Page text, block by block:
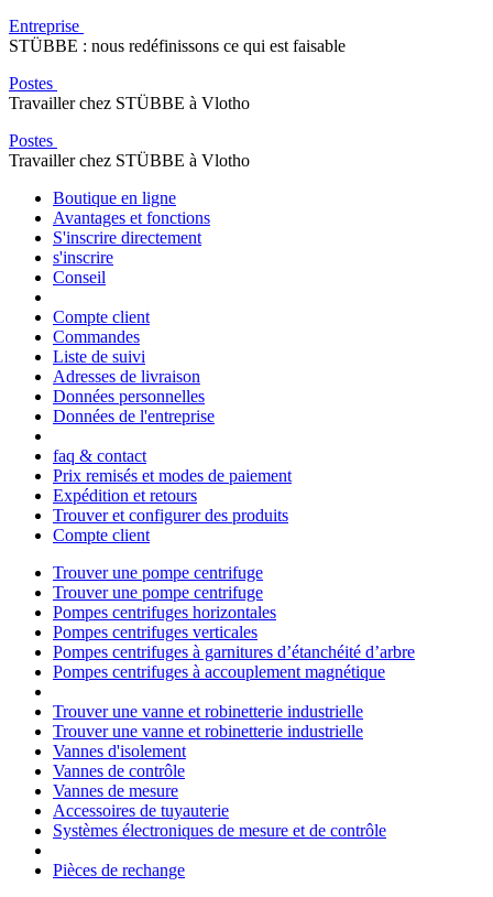
Entreprise
STÜBBE : nous redéfinissons ce qui est faisable
Postes
Travailler chez STÜBBE à Vlotho
Postes
Travailler chez STÜBBE à Vlotho
Boutique en ligne
Avantages et fonctions
S'inscrire directement
s'inscrire
Conseil
Compte client
Commandes
Liste de suivi
Adresses de livraison
Données personnelles
Données de l'entreprise
faq & contact
Prix remisés et modes de paiement
Expédition et retours
Trouver et configurer des produits
Compte client
Trouver une pompe centrifuge
Trouver une pompe centrifuge
Pompes centrifuges horizontales
Pompes centrifuges verticales
Pompes centrifuges à garnitures d’étanchéité d’arbre
Pompes centrifuges à accouplement magnétique
Trouver une vanne et robinetterie industrielle
Trouver une vanne et robinetterie industrielle
Vannes d'isolement
Vannes de contrôle
Vannes de mesure
Accessoires de tuyauterie
Systèmes électroniques de mesure et de contrôle
Pièces de rechange